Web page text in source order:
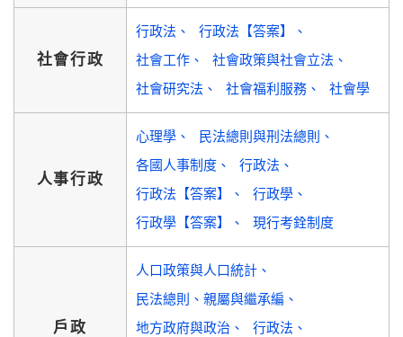
社會行政
行政法
行政法【答案】
社會工作
社會政策與社會立法
社會研究法
社會福利服務 社會學
人事行政
心理學
民法總則與刑法總則
各國人事制度
行政法
行政法【答案】
行政學
行政學【答案】
現行考銓制度
戶政
人口政策與人口統計
民法總則、親屬與繼承編
地方政府與政治
行政法